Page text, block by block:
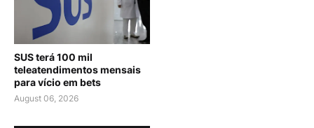
SUS terá 100 mil
teleatendimentos mensais
para vício em bets
August 06, 2026